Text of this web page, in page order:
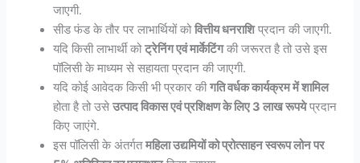
जाएगी.
सीड फंड के तौर पर लाभार्थियों कोवित्तीय धनराशिप्रदान की जाएगी.
यदि किसी लाभार्थी कोट्रेनिंग एवं मार्केटिंगकी जरूरत है तो उसे इस
पॉलिसी के माध्यम से सहायता प्रदान की जाएगी.
यदि कोई आवेदक किसी भी प्रकार कीगति वर्धक कार्यक्रम में शामिल
होता है तो उसेउत्पाद विकास एवं प्रशिक्षण के लिए 3 लाख रूपयेप्रदान
किए जाएंगे.
इस पॉलिसी के अंतर्गतमहिला उद्यमियों को प्रोत्साहन स्वरूप लोन पर